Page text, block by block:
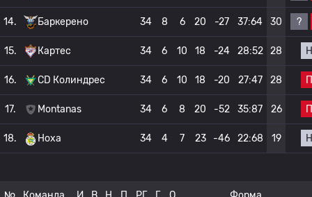
14. Баркерено 34 8 6 20 -27 37:64 30 ?
15. Картес 34 6 10 18 -24 28:52 28 Н
16. CD Колиндрес 34 6 10 18 -20 27:47 28 П
17. Montanas 34 6 8 20 -52 35:87 26 П
18. Ноха 34 4 7 23 -46 22:68 19 Н